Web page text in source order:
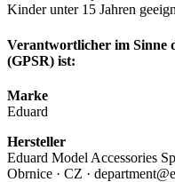
Kinder unter 15 Jahren
Verantwortlicher im Sinne
(GPSR) ist:
Marke
Eduard
Hersteller
Eduard Model Accessories
Obrnice · CZ ·